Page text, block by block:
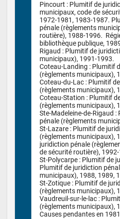
Pincourt : Plumitif de
municipaux, code de
1972-1981, 1983-1987.
pénale (règlements
routière), 1988-1996.
bibliothèque publique,
Rigaud : Plumitif de
municipaux), 1991-1993.
Coteau-Landing : Plumitif
(règlements municipaux),
Coteau-du-Lac : Plumitif
(règlements municipaux),
Coteau-Station : Plumitif
(règlements municipaux),
Ste-Madeleine-de-Rigaud
pénale (règlements
St-Lazare : Plumitif de
(règlements municipaux),
juridiction pénale
de sécurité routière),
St-Polycarpe : Plumitif de
Plumitif de juridiction
municipaux), 1988, 1989,
St-Zotique : Plumitif de
(règlements municipaux),
Vaudreuil-sur-le-lac :
(règlements municipaux),
Causes pendantes en